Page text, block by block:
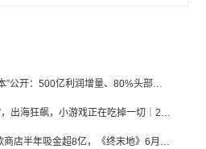
游戏AI“账本”公开：500亿利润增量、80%头部入局，谁在闷声发财？
端游“复活”，出海狂飙，小游戏正在吃掉一切｜2026上半年产业报告
仅苹果谷歌商店半年吸金超8亿，《终末地》6月份收入显著回暖